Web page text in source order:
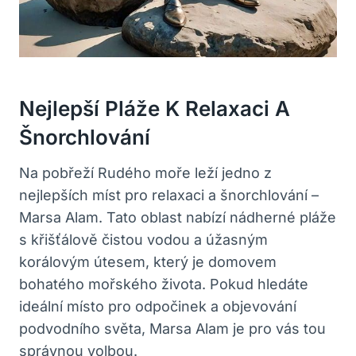
Nejlepší Pláže K Relaxaci A
Šnorchlování
Na pobřeží Rudého moře leží jedno z
nejlepších míst pro relaxaci a šnorchlování –
Marsa Alam. Tato oblast nabízí nádherné pláže
s křišťálově čistou vodou a úžasným
korálovým útesem, který je domovem
bohatého mořského života. Pokud hledáte
ideální místo pro odpočinek a objevování
podvodního světa, Marsa Alam je pro vás tou
správnou volbou.